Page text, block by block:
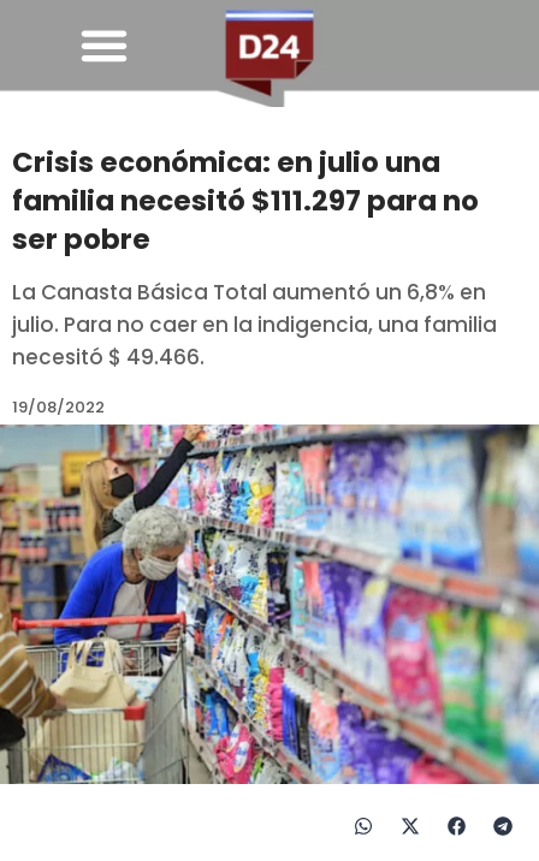
Crisis económica: en julio una
familia necesitó $111.297 para no
ser pobre
La Canasta Básica Total aumentó un 6,8% en
julio. Para no caer en la indigencia, una familia
necesitó $ 49.466.
19/08/2022